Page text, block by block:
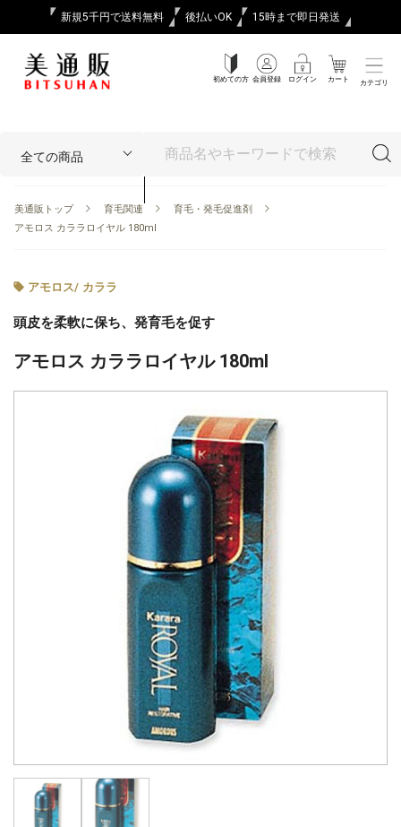
新規5千円で送料無料 後払いOK 15時まで即日発送
初めての方 会員登録 ログイン カート カテゴリ
美通販トップ 育毛関連
育毛・発毛促進剤
アモロス カララロイヤル 180ml
アモロス/ カララ
頭皮を柔軟に保ち、発育毛を促す
アモロス カララロイヤル 180ml